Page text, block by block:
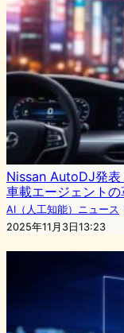
Nissan AutoDJ発表
車載エージェントの
AI（人工知能）ニュース
2025年11月3日13:23